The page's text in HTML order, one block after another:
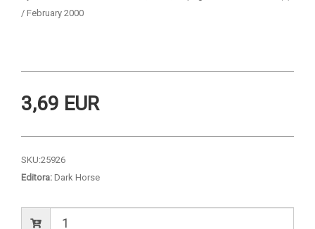
/ February 2000
3,69 EUR
SKU:25926
Editora: Dark Horse